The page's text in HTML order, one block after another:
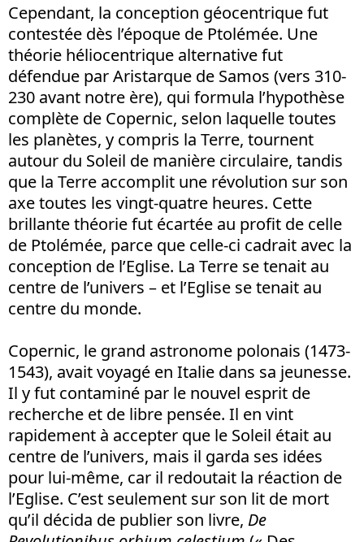
Cependant, la conception géocentrique fut
contestée dès l’époque de Ptolémée. Une
théorie héliocentrique alternative fut
défendue par Aristarque de Samos (vers 310-
230 avant notre ère), qui formula l’hypothèse
complète de Copernic, selon laquelle toutes
les planètes, y compris la Terre, tournent
autour du Soleil de manière circulaire, tandis
que la Terre accomplit une révolution sur son
axe toutes les vingt-quatre heures. Cette
brillante théorie fut écartée au profit de celle
de Ptolémée, parce que celle-ci cadrait avec la
conception de l’Eglise. La Terre se tenait au
centre de l’univers – et l’Eglise se tenait au
centre du monde.
Copernic, le grand astronome polonais (1473-
1543), avait voyagé en Italie dans sa jeunesse.
Il y fut contaminé par le nouvel esprit de
recherche et de libre pensée. Il en vint
rapidement à accepter que le Soleil était au
centre de l’univers, mais il garda ses idées
pour lui-même, car il redoutait la réaction de
l’Eglise. C’est seulement sur son lit de mort
qu’il décida de publier son livre, De